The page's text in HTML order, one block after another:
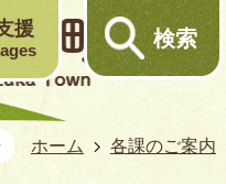
援 検索
ホーム 各課のご案内